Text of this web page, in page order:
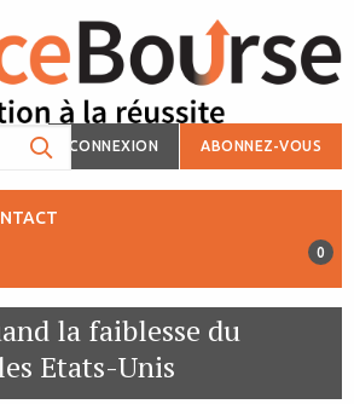
CONNEXION ABONNEZ-VOUS
0
la faiblesse du
Etats-Unis